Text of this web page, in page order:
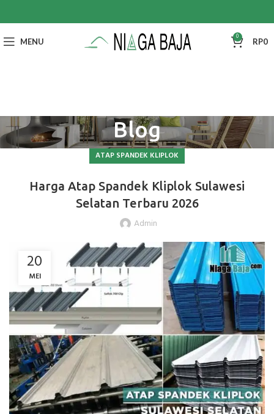
MENU 0 RP0
Blog
ATAP SPANDEK KLIPLOK
Harga Atap Spandek Kliplok Sulawesi
Selatan Terbaru 2026
Admin
20
MEI